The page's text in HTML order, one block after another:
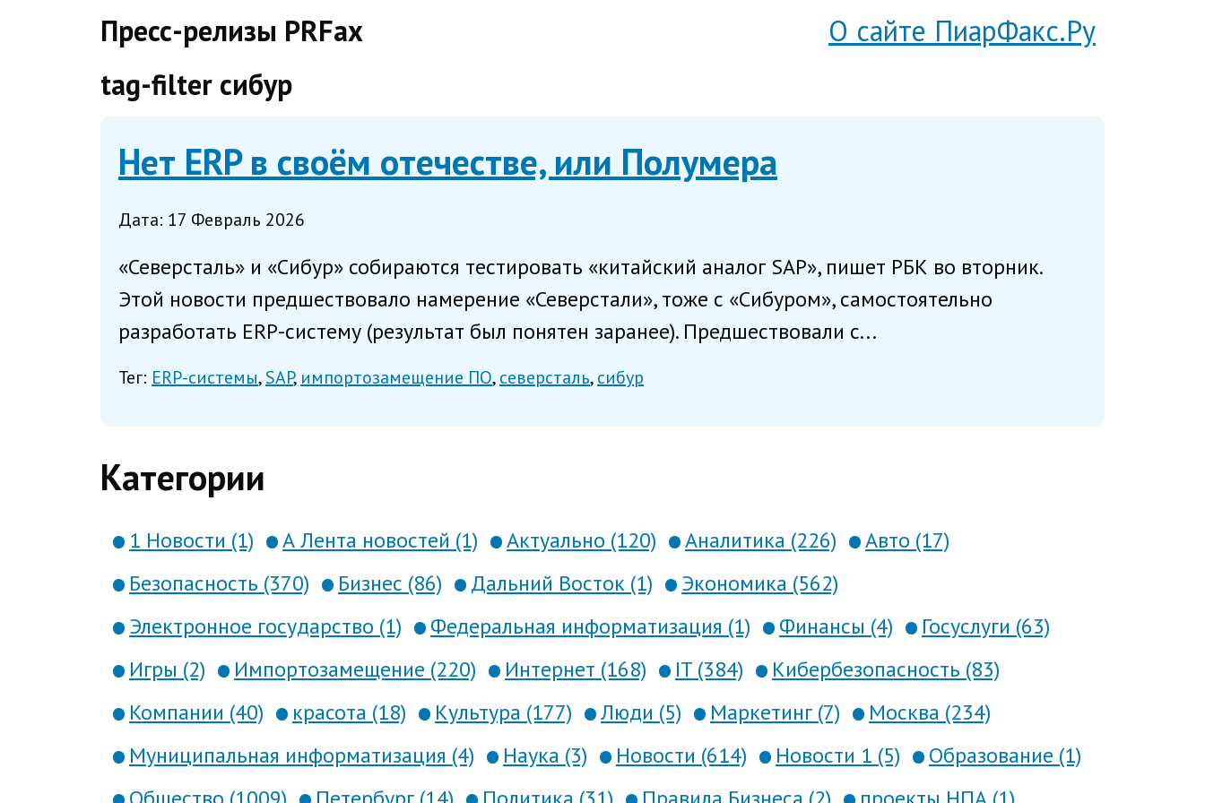
Пресс-релизы PRFax
О сайте ПиарФакс.Ру
tag-filter сибур
Нет ERP в своём отечестве, или Полумера
Дата: 17 Февраль 2026
«Северсталь» и «Сибур» собираются тестировать «китайский аналог SAP», пишет РБК во вторник.
Этой новости предшествовало намерение «Северстали», тоже с «Сибуром», самостоятельно
разработать ERP-систему (результат был понятен заранее). Предшествовали с...
Тег: ERP-системы SAP импортозамещение ПО северсталь сибур
Категории
1 Новости (1) А Лента новостей (1) Актуально (120) Аналитика (226)
Авто (17)
Безопасность (370)
Бизнес (86) Дальний Восток (1)
Экономика (562)
Электронное государство (1)
Федеральная информатизация (1) Финансы (4)
Госуслуги (63)
Игры (2)
Импортозамещение (220) Интернет (168) IT (384)
Кибербезопасность (83)
Компании (40)
красота (18) Культура (177) Люди (5) Маркетинг (7)
Москва (234)
Муниципальная информатизация (4)
Наука (3) Новости (614) Новости 1 (5)
Образование (1)